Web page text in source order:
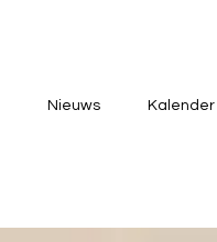
Nieuws Kalender